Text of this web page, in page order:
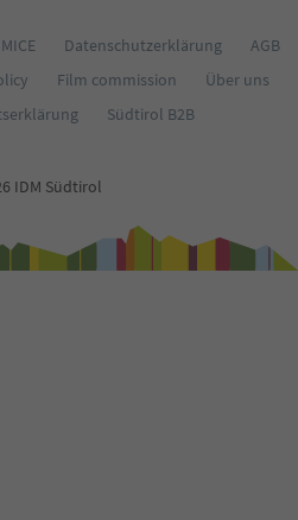
MICE Datenschutzerklärung
AGB
Film commission
Über uns
Südtirol B2B
IDM Südtirol